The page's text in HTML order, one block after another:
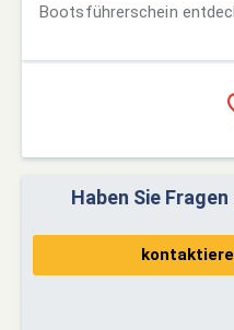
Bootsführerschein
Haben Sie